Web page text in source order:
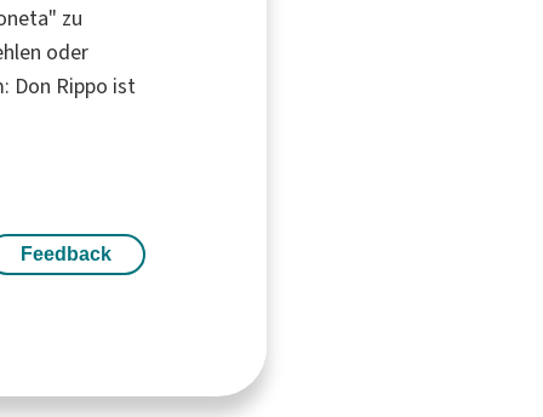
zu
oder
Don Rippo ist
Feedback